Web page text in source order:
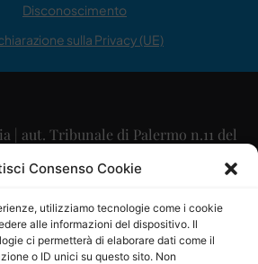
Consenso Cookie
utilizziamo tecnologie come i cookie
alle informazioni del dispositivo. Il
ci permetterà di elaborare dati come il
o ID unici su questo sito. Non
Disconoscimento
sulla Privacy (UE)
| aut. Tribunale di Palermo n.11 del
29/09/2015
Maurizio Scaglione